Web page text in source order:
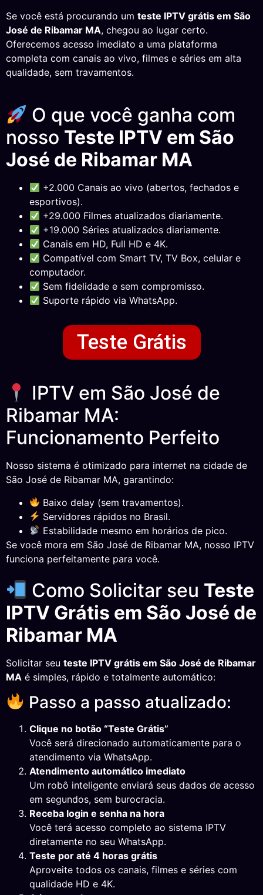
Se você está procurando um teste IPTV grátis em São
José de Ribamar MA, chegou ao lugar certo.
Oferecemos acesso imediato a uma plataforma
completa com canais ao vivo, filmes e séries em alta
qualidade, sem travamentos.
O que você ganha com
nosso Teste IPTV em São
José de Ribamar MA
+2.000 Canais ao vivo (abertos, fechados e
esportivos).
+29.000 Filmes atualizados diariamente.
+19.000 Séries atualizados diariamente.
Canais em HD, Full HD e 4K.
Compatível com Smart TV, TV Box, celular e
computador.
Sem fidelidade e sem compromisso.
Suporte rápido via WhatsApp.
Teste Grátis
IPTV em São José de
Ribamar MA:
Funcionamento Perfeito
Nosso sistema é otimizado para internet na cidade de
São José de Ribamar MA, garantindo:
Baixo delay (sem travamentos).
Servidores rápidos no Brasil.
Estabilidade mesmo em horários de pico.
Se você mora em São José de Ribamar MA, nosso IPTV
funciona perfeitamente para você.
Como Solicitar seu Teste
IPTV Grátis em São José de
Ribamar MA
Solicitar seu teste IPTV grátis em São José de Ribamar
MA é simples, rápido e totalmente automático:
Passo a passo atualizado:
Clique no botão “Teste Grátis”
Você será direcionado automaticamente para o
atendimento via WhatsApp.
Atendimento automático imediato
Um robô inteligente enviará seus dados de acesso
em segundos, sem burocracia.
Receba login e senha na hora
Você terá acesso completo ao sistema IPTV
diretamente no seu WhatsApp.
Teste por até 4 horas grátis
Aproveite todos os canais, filmes e séries com
qualidade HD e 4K.